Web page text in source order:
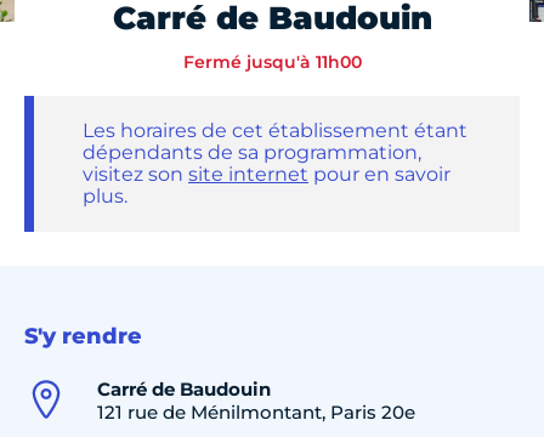
Carré de Baudouin
Fermé jusqu'à 11h00
Les horaires de cet établissement étant
dépendants de sa programmation,
visitez son site internet pour en savoir
plus.
S'y rendre
Carré de Baudouin
121 rue de Ménilmontant, Paris 20e